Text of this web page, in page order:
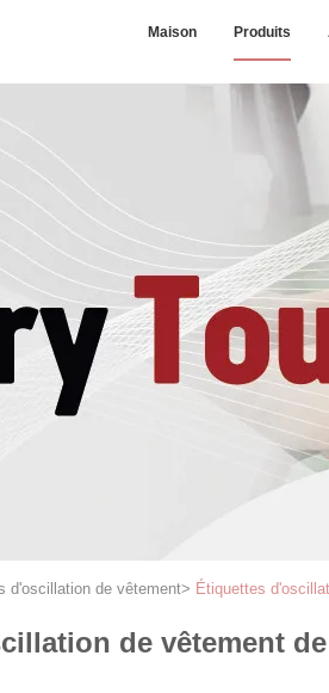
Maison Produits
d'oscillation de vêtement> Étiquettes
de vêtement